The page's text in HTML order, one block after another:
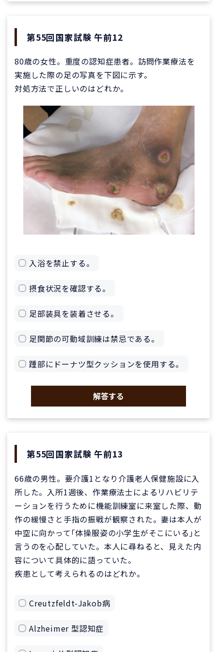
第55回国家試験 午前12
80歳の女性。重度の認知症患者。訪問作業療法を
実施した際の足の写真を下図に示す。
対処方法で正しいのはどれか。
入浴を禁止する。
摂食状況を確認する。
足部装具を装着させる。
足関節の可動域訓練は禁忌である。
踵部にドーナツ型クッションを使用する。
解答する
第55回国家試験 午前13
66歳の男性。要介護1となり介護老人保健施設に入
所した。入所1週後、作業療法士によるリハビリテ
ーションを行うために機能訓練室に来室した際、動
作の緩慢さと手指の振戦が観察された。妻は本人が
中空に向かって｢体操服姿の小学生がそこにいる｣と
言うのを心配していた。本人に尋ねると、見えた内
容について具体的に語っていた。
疾患として考えられるのはどれか。
Creutzfeldt-Jakob病
Alzheimer 型認知症